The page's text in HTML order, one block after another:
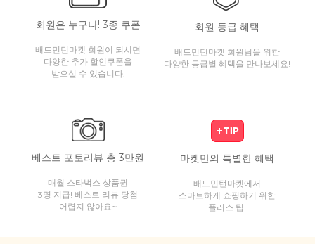
회원은 누구나! 3종 쿠폰
배드민턴마켓 회원이 되시면
다양한 추가 할인쿠폰을
받으실 수 있습니다.
회원 등급 혜택
배드민턴마켓 회원님을 위한
다양한 등급별 혜택을 만나보세요!
베스트 포토리뷰 총 3만원
매월 스타벅스 상품권
3명 지급! 베스트 리뷰 당첨
어렵지 않아요~
마켓만의 특별한 혜택
배드민턴마켓에서
스마트하게 쇼핑하기 위한
플러스 팁!